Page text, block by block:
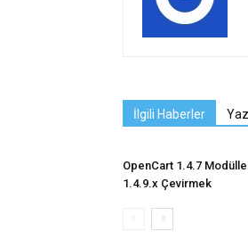
İlgili Haberler
OpenCart 1.4.7
1.4.9.x Çevirmek